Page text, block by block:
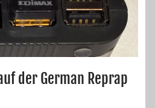
der German Reprap